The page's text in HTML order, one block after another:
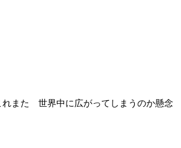
また 世界中に広がってしまうのか懸念